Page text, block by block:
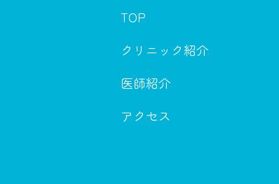
TOP
クリニック紹介
医師紹介
アクセス